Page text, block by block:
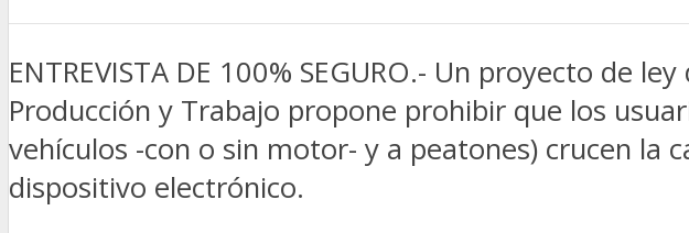
ENTREVISTA DE 100% SEGURO.- Un proyecto de
Producción y Trabajo propone prohibir que los
vehículos -con o sin motor- y a peatones) crucen la
dispositivo electrónico.